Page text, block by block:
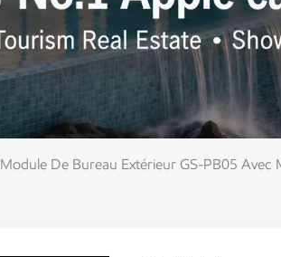
Module De Bureau Extérieur GS-PB05 Avec